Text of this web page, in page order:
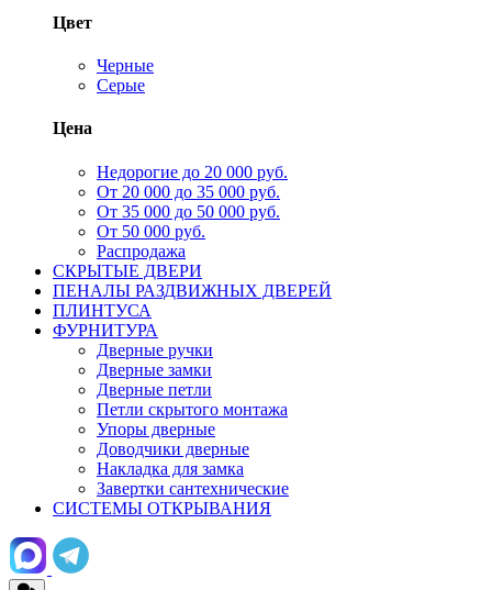
Цвет
Черные
Серые
Цена
Недорогие до 20 000 руб.
От 20 000 до 35 000 руб.
От 35 000 до 50 000 руб.
От 50 000 руб.
Распродажа
СКРЫТЫЕ ДВЕРИ
ПЕНАЛЫ РАЗДВИЖНЫХ ДВЕРЕЙ
ПЛИНТУСА
ФУРНИТУРА
Дверные ручки
Дверные замки
Дверные петли
Петли скрытого монтажа
Упоры дверные
Доводчики дверные
Накладка для замка
Завертки сантехнические
СИСТЕМЫ ОТКРЫВАНИЯ